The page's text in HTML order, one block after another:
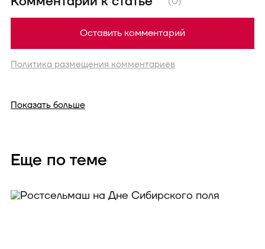
Политика размещения комментариев
Оставить комментарий
Показать больше
Еще по теме